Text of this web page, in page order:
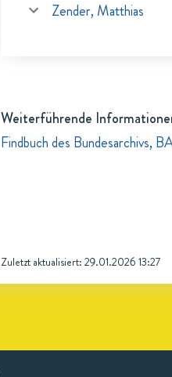
Zender, Matthias
Weiterführende
Findbuch des Bundesarchivs,
Zuletzt aktualisiert: 29.01.2026 13:27